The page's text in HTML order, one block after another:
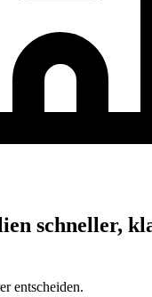
schneller,
entscheiden.